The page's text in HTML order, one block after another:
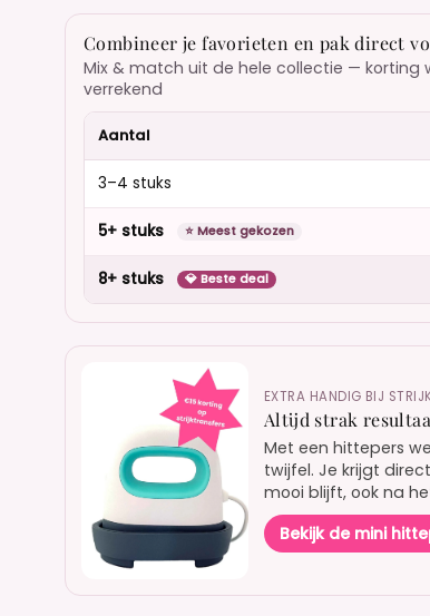
Combineer je favorieten en pak direct
Mix & match uit de hele collectie —
verrekend
Aantal
3–4 stuks
5+ stuks ⭐ Meest gekozen
8+ stuks 💎 Beste deal
EXTRA HANDIG BIJ
Altijd strak
Met een hittepers
twijfel. Je krijgt
mooi blijft, ook na
Bekijk de mini